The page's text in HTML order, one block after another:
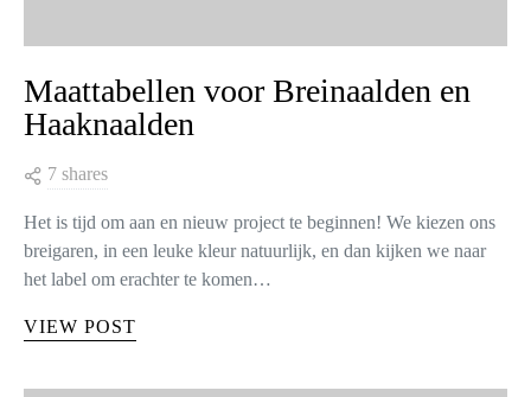
Maattabellen voor Breinaalden en
Haaknaalden
7 shares
Het is tijd om aan en nieuw project te beginnen! We kiezen ons
breigaren, in een leuke kleur natuurlijk, en dan kijken we naar
het label om erachter te komen…
VIEW POST